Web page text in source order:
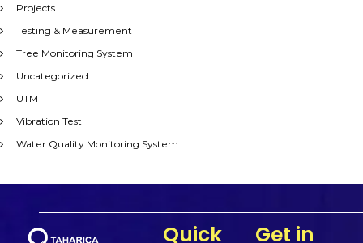
Projects
Testing & Measurement
Tree Monitoring System
Uncategorized
UTM
Vibration Test
Water Quality Monitoring System
Quick Get in